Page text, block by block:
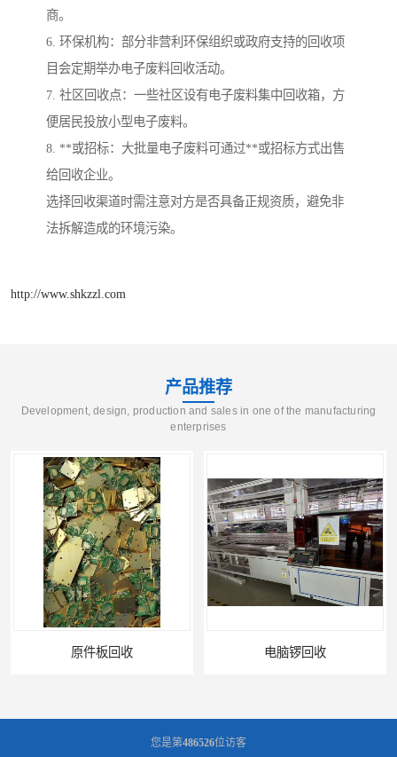
商。
6. 环保机构：部分非营利环保组织或政府支持的回收项
目会定期举办电子废料回收活动。
7. 社区回收点：一些社区设有电子废料集中回收箱，方
便居民投放小型电子废料。
8. **或招标：大批量电子废料可通过**或招标方式出售
给回收企业。
选择回收渠道时需注意对方是否具备正规资质，避免非
法拆解造成的环境污染。
http://www.shkzzl.com
产品推荐
Development, design, production and sales in one of the manufacturing
enterprises
电脑锣回收 回收机器设备
您是第486526位访客